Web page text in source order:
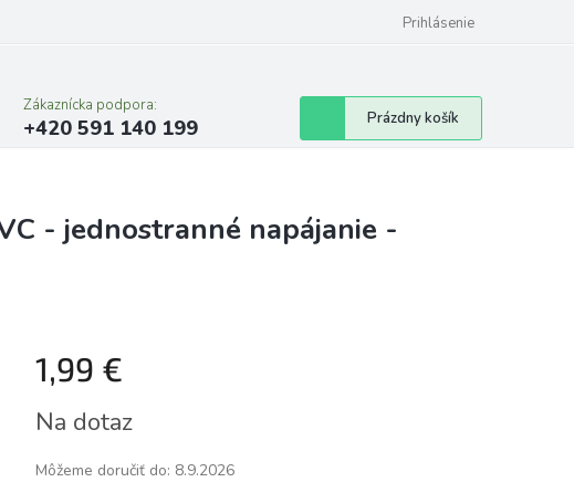
Prihlásenie
Zákaznícka podpora:
+420 591 140 199
Nákupný
košík
Prázdny košík
- jednostranné napájanie -
1,99 €
cena:
Na dotaz
Môžeme doručiť do: 8.9.2026